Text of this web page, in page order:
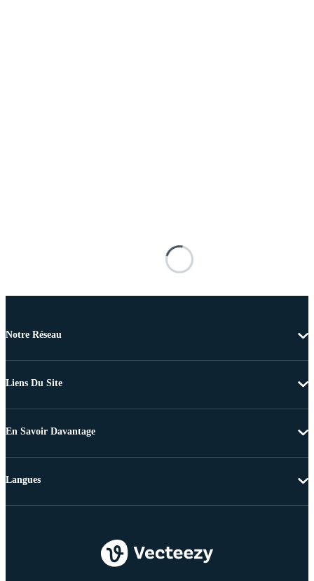
Notre Réseau
Liens Du Site
En Savoir Davantage
Langues